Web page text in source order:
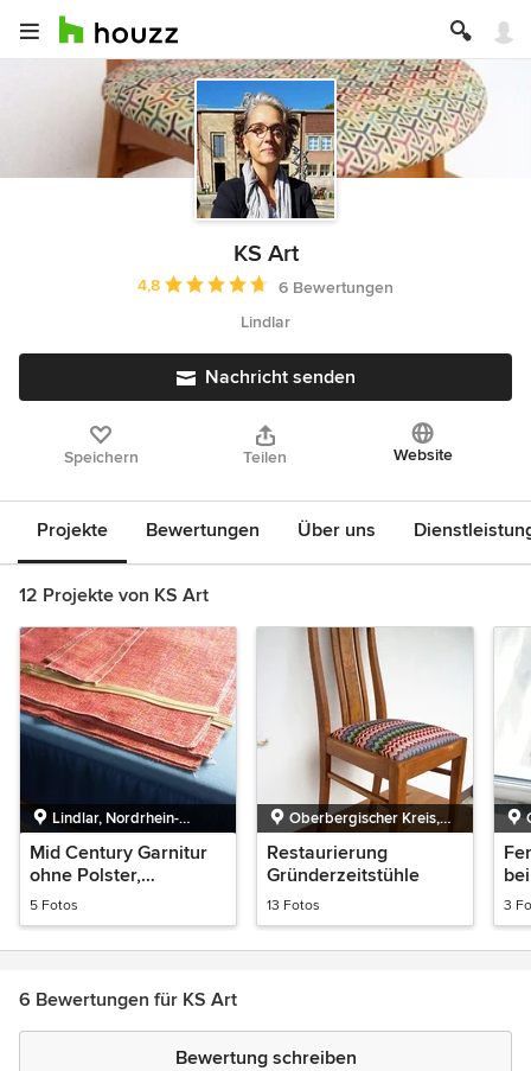
KS Art
Durchschnittliche Bewertung: 4.8 von 5 Sternen
4,8
6 Bewertungen
Lindlar
Nachricht senden
Speichern Teilen Website
Projekte Bewertungen Über uns
12 Projekte von KS Art
Lindlar, Nordrhein-
Westfalen
Mid Century Garnitur
ohne Polster,
Neuanfertigung
5 Fotos
Oberbergischer Kreis,
Nordrhein-Westfalen,
Deutschland
Restaurierung
Gründerzeitstühle
13 Fotos 3
6 Bewertungen für KS Art
Bewertung schreiben